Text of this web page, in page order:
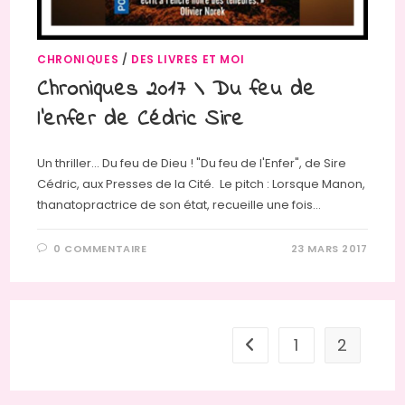
CHRONIQUES / DES LIVRES ET MOI
Chroniques 2017 \ Du feu de
l’enfer de Cédric Sire
Un thriller... Du feu de Dieu ! "Du feu de l'Enfer", de Sire
Cédric, aux Presses de la Cité. Le pitch : Lorsque Manon,
thanatopractrice de son état, recueille une fois…
0 COMMENTAIRE 23 MARS 2017
Go to the previous page
1 2